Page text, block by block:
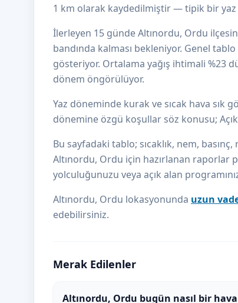
1 km olarak kaydedilmiştir — tipik bir
İlerleyen 15 günde Altınordu, Ordu
bandında kalması bekleniyor. Genel tablo
gösteriyor. Ortalama yağış ihtimali %23
dönem öngörülüyor.
Yaz döneminde kurak ve sıcak hava sık
dönemine özgü koşullar söz konusu;
Bu sayfadaki tablo; sıcaklık, nem,
Altınordu, Ordu için hazırlanan
yolculuğunuzu veya açık alan
Altınordu, Ordu lokasyonunda uzun
edebilirsiniz.
Merak Edilenler
Altınordu, Ordu bugün nasıl bir